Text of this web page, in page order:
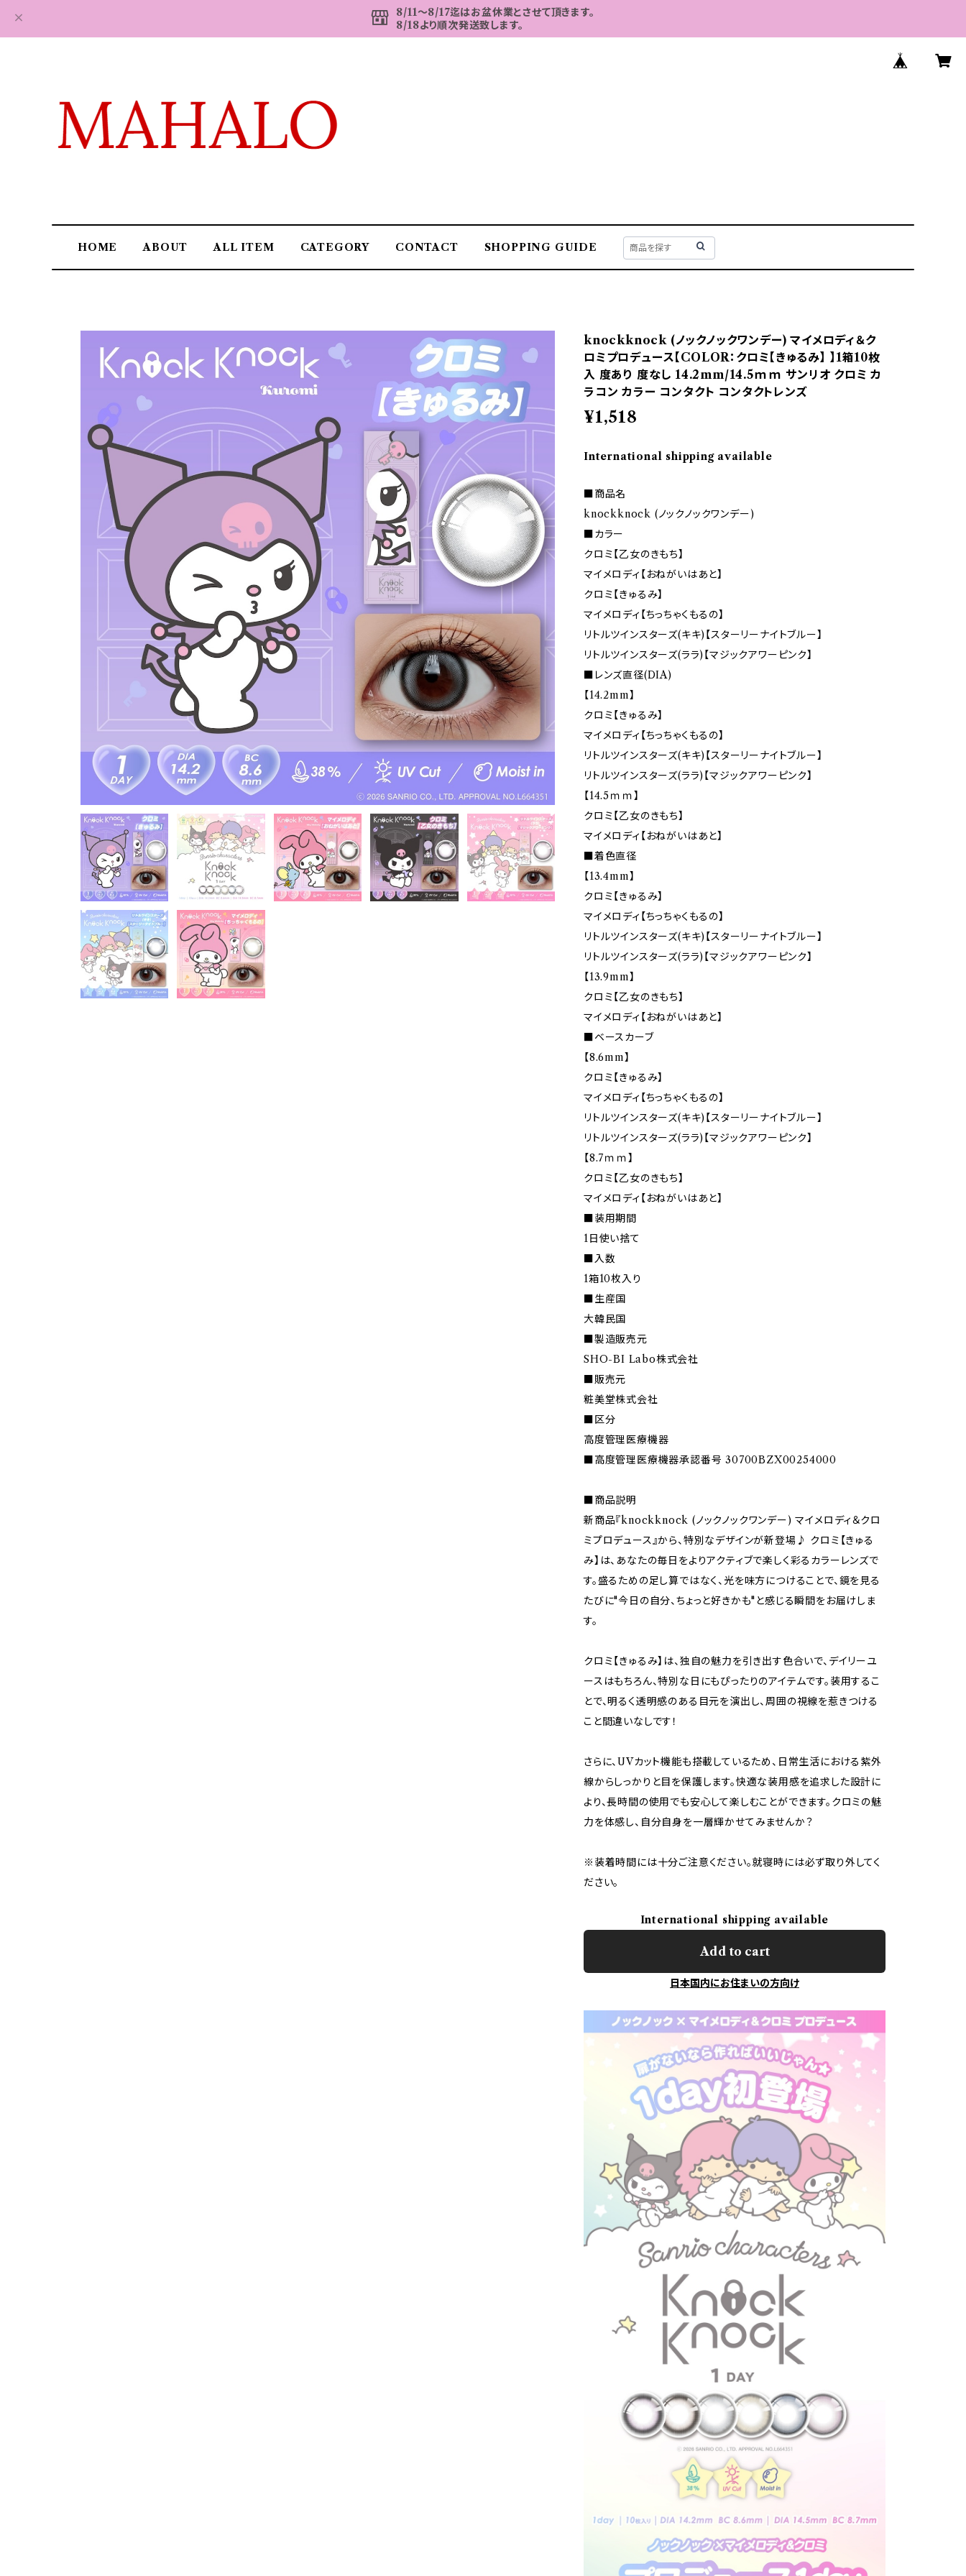
8/11～8/17迄はお盆休業とさせて頂きます。
8/18より順次発送致します。
HOME ABOUT ALL ITEM CATEGORY CONTACT SHOPPING GUIDE
knockknock (ノックノックワンデー) マイメロディ＆ク
ロミプロデュース【COLOR：クロミ【きゅるみ】 】1箱10枚
入 度あり 度なし 14.2mm/14.5ｍｍ サンリオ クロミ カ
ラコン カラー コンタクト コンタクトレンズ
¥1,518
International shipping available
■商品名
knockknock (ノックノックワンデー)
■カラー
クロミ【乙女のきもち】
マイメロディ【おねがいはあと】
クロミ【きゅるみ】
マイメロディ【ちっちゃくもるの】
リトルツインスターズ(キキ)【スターリーナイトブルー】
リトルツインスターズ(ララ)【マジックアワーピンク】
■レンズ直径(DIA)
【14.2mm】
クロミ【きゅるみ】
マイメロディ【ちっちゃくもるの】
リトルツインスターズ(キキ)【スターリーナイトブルー】
リトルツインスターズ(ララ)【マジックアワーピンク】
【14.5ｍｍ】
クロミ【乙女のきもち】
マイメロディ【おねがいはあと】
■着色直径
【13.4mm】
クロミ【きゅるみ】
マイメロディ【ちっちゃくもるの】
リトルツインスターズ(キキ)【スターリーナイトブルー】
リトルツインスターズ(ララ)【マジックアワーピンク】
【13.9mm】
クロミ【乙女のきもち】
マイメロディ【おねがいはあと】
■ベースカーブ
【8.6mm】
クロミ【きゅるみ】
マイメロディ【ちっちゃくもるの】
リトルツインスターズ(キキ)【スターリーナイトブルー】
リトルツインスターズ(ララ)【マジックアワーピンク】
【8.7ｍｍ】
クロミ【乙女のきもち】
マイメロディ【おねがいはあと】
■装用期間
1日使い捨て
■入数
1箱10枚入り
■生産国
大韓民国
■製造販売元
SHO-BI Labo株式会社
■販売元
粧美堂株式会社
■区分
高度管理医療機器
■高度管理医療機器承認番号 30700BZX00254000
■商品説明
新商品『knockknock (ノックノックワンデー) マイメロディ＆クロ
ミプロデュース』から、特別なデザインが新登場♪ クロミ【きゅる
み】は、あなたの毎日をよりアクティブで楽しく彩るカラーレンズで
す。盛るための足し算ではなく、光を味方につけることで、鏡を見る
たびに"今日の自分、ちょっと好きかも"と感じる瞬間をお届けしま
す。
クロミ【きゅるみ】は、独自の魅力を引き出す色合いで、デイリーユ
ースはもちろん、特別な日にもぴったりのアイテムです。装用するこ
とで、明るく透明感のある目元を演出し、周囲の視線を惹きつける
こと間違いなしです！
さらに、UVカット機能も搭載しているため、日常生活における紫外
線からしっかりと目を保護します。快適な装用感を追求した設計に
より、長時間の使用でも安心して楽しむことができます。クロミの魅
力を体感し、自分自身を一層輝かせてみませんか？
※装着時間には十分ご注意ください。就寝時には必ず取り外してく
ださい。
International shipping available
Add to cart
日本国内にお住まいの方向け